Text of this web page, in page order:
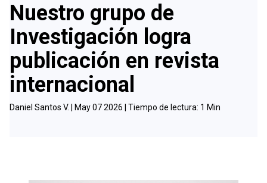
Nuestro grupo de
Investigación logra
publicación en revista
internacional
Daniel Santos V. | May 07 2026 | Tiempo de lectura: 1 Min